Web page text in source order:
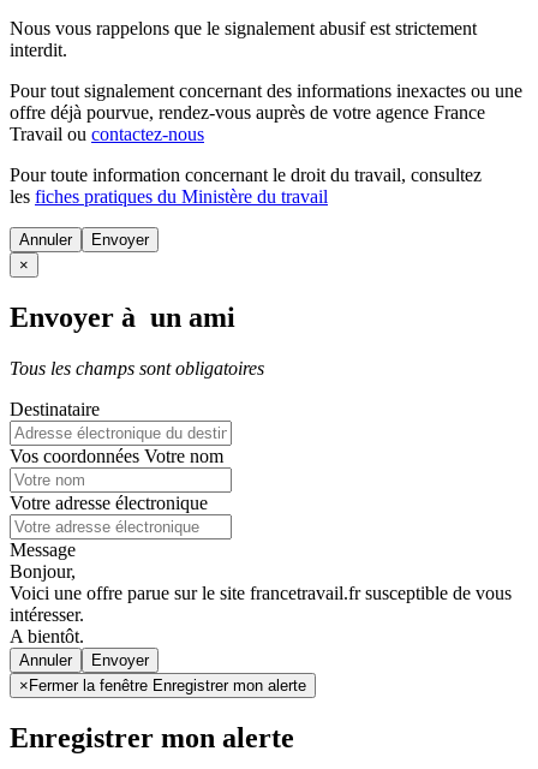
Nous vous rappelons que le signalement abusif est strictement
interdit.
Pour tout signalement concernant des informations inexactes ou une
offre déjà pourvue, rendez-vous auprès de votre agence France
Travail ou contactez-nous
Pour toute information concernant le droit du travail, consultez
les fiches pratiques du Ministère du travail
Annuler
×
Envoyer à un ami
Tous les champs sont obligatoires
Destinataire
Vos coordonnées Votre nom
Votre adresse électronique
Message
Bonjour,
Voici une offre parue sur le site francetravail.fr susceptible de vous
intéresser.
A bientôt.
Annuler
× Fermer la fenêtre Enregistrer mon alerte
Enregistrer mon alerte